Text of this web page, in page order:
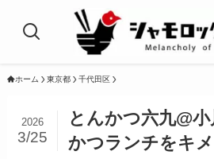
ホーム 東京都 千代田区
とんかつ六九@
かつランチをキ
2026
3/25